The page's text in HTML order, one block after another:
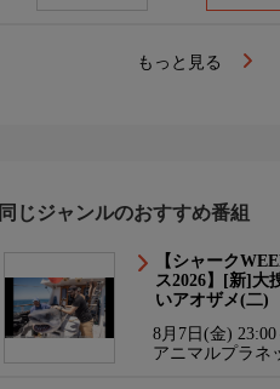
もっと見る
同じジャンルのおすすめ番組
【シャーク
ス2026】[新]大
いアオザメ(二)
8月7日(金) 23:00
アニマルプラネ